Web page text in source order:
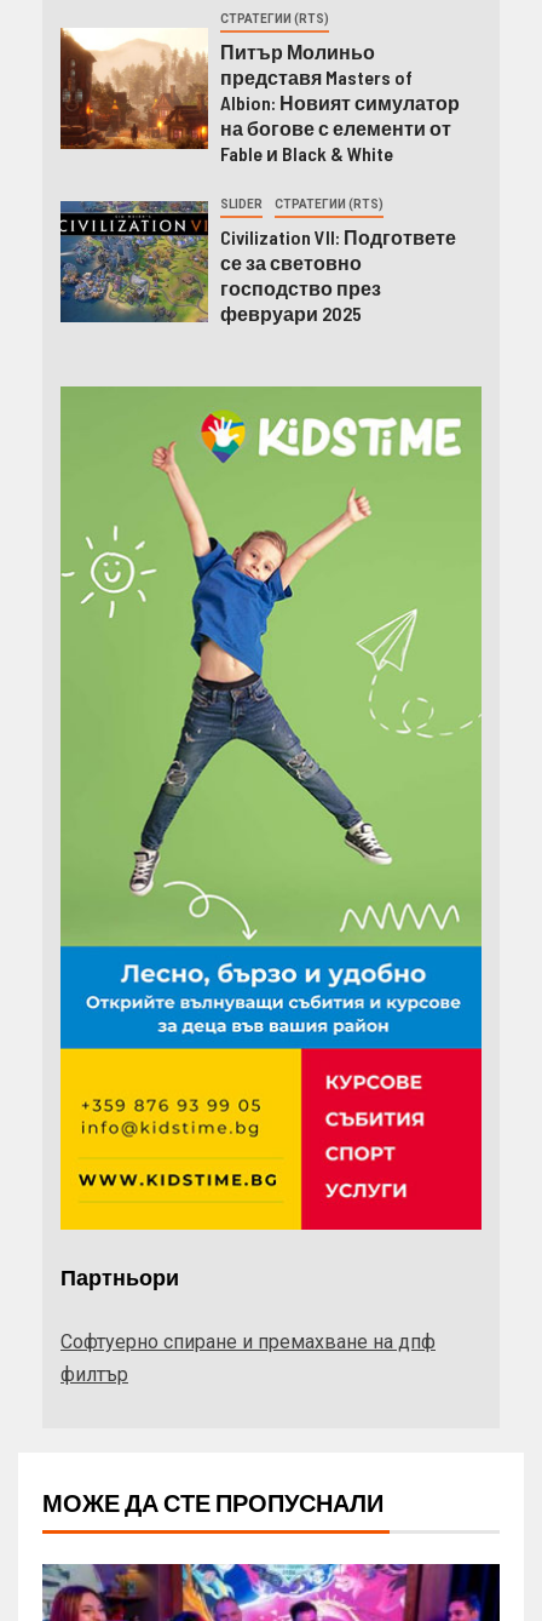
СТРАТЕГИИ (RTS)
Питър Молиньо
представя Masters of
Albion: Новият симулатор
на богове с елементи от
Fable и Black & White
SLIDER СТРАТЕГИИ (RTS)
Civilization VII: Подгответе
се за световно
господство през
февруари 2025
Партньори
Софтуерно спиране и премахване на дпф
филтър
МОЖЕ ДА СТЕ ПРОПУСНАЛИ